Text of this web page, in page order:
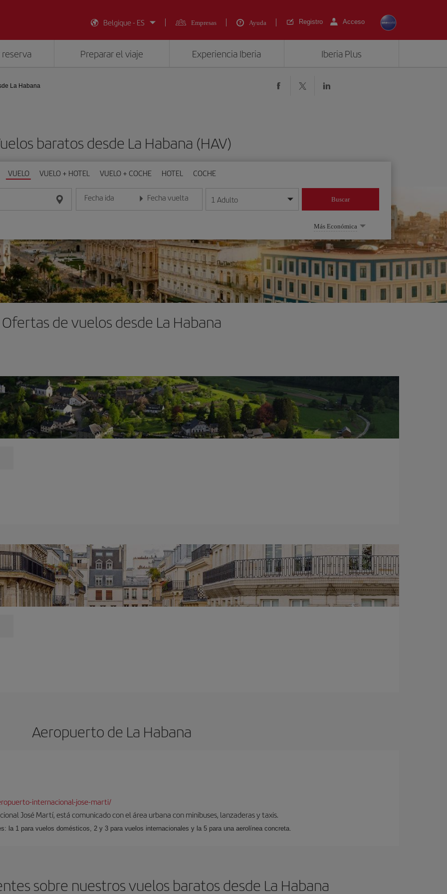
Belgique - ES
Empresas Ayuda Registro Acceso
Preparar el viaje Experiencia Iberia Iberia Plus
La Habana
baratos desde La Habana (HAV)
VUELO VUELO + HOTEL VUELO + COCHE HOTEL COCHE
Fecha ida
Introduce la fecha en formato día/mes/año
Fecha vuelta
Introduce la fecha en formato día/mes/año
1 Adulto Buscar
Más Económica
Ofertas de vuelos desde La Habana
Aeropuerto de La Habana
internacional-jose-marti/
José Martí, está comunicado con el área urbana con minibuses, lanzaderas y taxis.
la 1 para vuelos domésticos, 2 y 3 para vuelos internacionales y la 5 para una aerolínea concreta.
sobre nuestros vuelos baratos desde La Habana